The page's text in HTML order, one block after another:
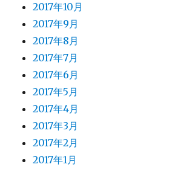
2017年10月
2017年9月
2017年8月
2017年7月
2017年6月
2017年5月
2017年4月
2017年3月
2017年2月
2017年1月